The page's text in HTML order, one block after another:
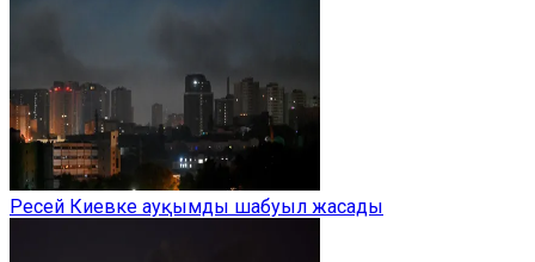
Ресей Киевке ауқымды шабуыл жасады